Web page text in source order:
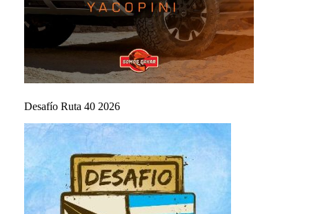
Desafío Ruta 40 2026